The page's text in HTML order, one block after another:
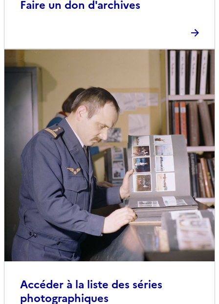
Faire un don d'archives
Accéder à la liste des séries
photographiques